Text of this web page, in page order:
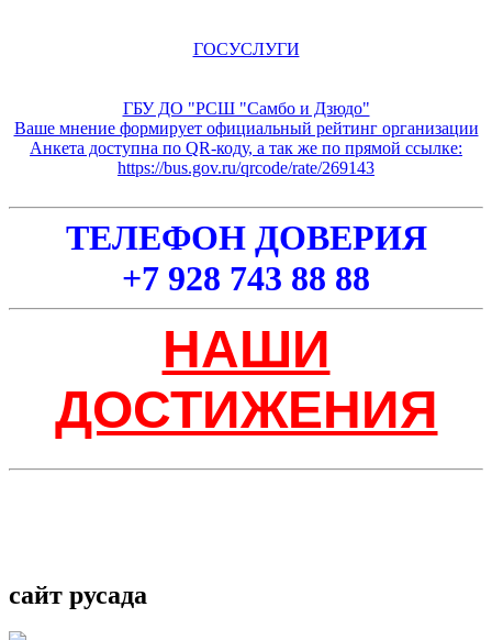
ГОСУСЛУГИ
ГБУ ДО "РСШ "Самбо и Дзюдо"
Ваше мнение формирует официальный рейтинг организации
Анкета доступна по QR-коду, а так же по прямой ссылке:
https://bus.gov.ru/qrcode/rate/269143
ТЕЛЕФОН ДОВЕРИЯ
+7 928 743 88 88
НАШИ
ДОСТИЖЕНИЯ
сайт русада